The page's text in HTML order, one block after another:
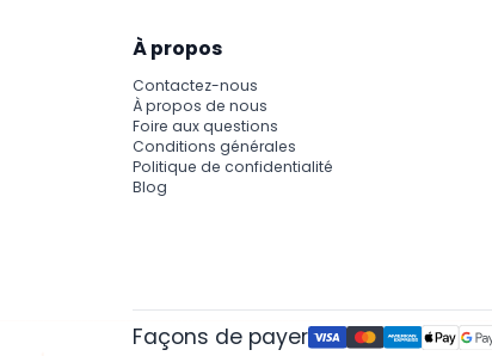
À propos
Contactez-nous
À propos de nous
Foire aux questions
Conditions générales
Politique de confidentialité
Blog
Façons de payer